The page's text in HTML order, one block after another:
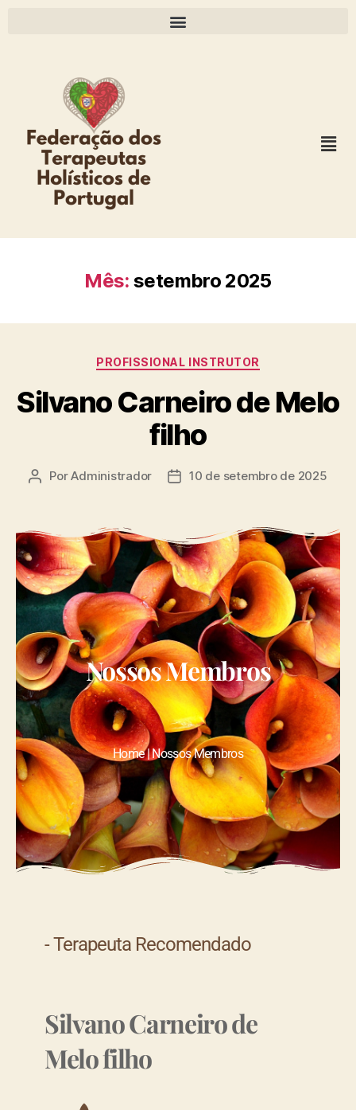
Mês: setembro 2025
PROFISSIONAL INSTRUTOR
Silvano Carneiro de Melo
filho
PorAdministrador 10 de setembro de 2025
Nossos Membros
Home | Nossos Membros
- Terapeuta Recomendado
Silvano Carneiro de
Melo filho